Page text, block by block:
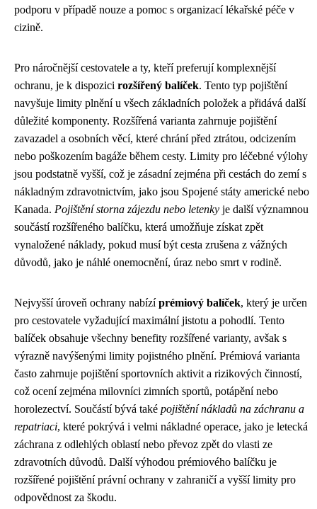
podporu v případě nouze a pomoc s organizací lékařské péče v
cizině.
Pro náročnější cestovatele a ty, kteří preferují komplexnější
ochranu, je k dispozici rozšířený balíček. Tento typ pojištění
navyšuje limity plnění u všech základních položek a přidává další
důležité komponenty. Rozšířená varianta zahrnuje pojištění
zavazadel a osobních věcí, které chrání před ztrátou, odcizením
nebo poškozením bagáže během cesty. Limity pro léčebné výlohy
jsou podstatně vyšší, což je zásadní zejména při cestách do zemí s
nákladným zdravotnictvím, jako jsou Spojené státy americké nebo
Kanada. Pojištění storna zájezdu nebo letenky je další významnou
součástí rozšířeného balíčku, která umožňuje získat zpět
vynaložené náklady, pokud musí být cesta zrušena z vážných
důvodů, jako je náhlé onemocnění, úraz nebo smrt v rodině.
Nejvyšší úroveň ochrany nabízíprémiový balíček, který je určen
pro cestovatele vyžadující maximální jistotu a pohodlí. Tento
balíček obsahuje všechny benefity rozšířené varianty, avšak s
výrazně navýšenými limity pojistného plnění. Prémiová varianta
často zahrnuje pojištění sportovních aktivit a rizikových činností,
což ocení zejména milovníci zimních sportů, potápění nebo
horolezectví. Součástí bývá také pojištění nákladů na záchranu a
repatriaci, které pokrývá i velmi nákladné operace, jako je letecká
záchrana z odlehlých oblastí nebo převoz zpět do vlasti ze
zdravotních důvodů. Další výhodou prémiového balíčku je
rozšířené pojištění právní ochrany v zahraničí a vyšší limity pro
odpovědnost za škodu.